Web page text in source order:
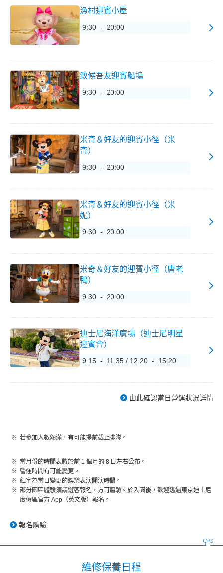
漁村迎賓小屋
9:30 - 20:00
致候吾友迎賓船塢
9:30 - 20:00
米奇＆好友的迎賓小徑（米
奇）
9:30 - 20:00
米奇＆好友的迎賓小徑（米
妮）
9:30 - 20:00
米奇＆好友的迎賓小徑（唐老
鴨）
9:30 - 20:00
迪士尼海洋廣場（迪士尼明星
迎賓會）
9:15 - 11:35 / 12:20 - 15:20
由此確認當日營運狀況詳情
若參加人數額滿，有可能提前截止排隊。
當月份的時間表將於前 1 個月的 8 日左右公布。
營運時間有可能變更。
紅字為當日變更的娛樂表演開演時間。
部分園區體驗須請遊客報名，方可體驗。於入園後，歡迎透過東京迪士尼
度假區官方 App（英文版）報名。
報名體驗
維修保養日程